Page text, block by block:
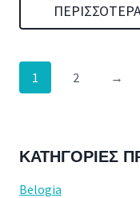
1 2 →
ΚΑΤΗΓΟΡΊΕΣ
Belogia